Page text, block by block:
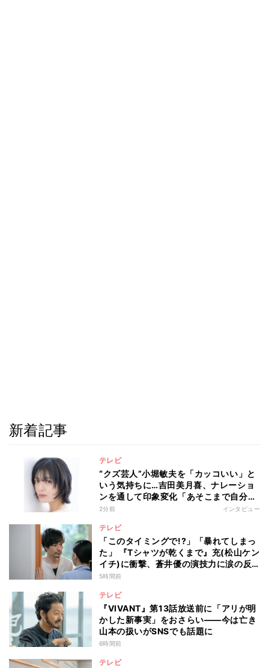
新着記事
テレビ
“クズ芸人”小堀敏夫を「カッコいい」と
いう気持ちに…吉田美月喜、ナレーショ
ンを通して印象変化「あそこまで自分に
正直に生きられる人は、なかなかいな
2分前 インタビュー
テレビ
「このタイミングで!?」「暴れてしまっ
た」 『Tシャツが乾くまで』充(松山ケン
イチ)に衝撃、蒼井優の演技力に涙の反
響も
5時間前
テレビ
『VIVANT』第13話放送前に「アリが明
かした新事実」をおさらい――今は亡き
山本の扱いがSNSでも話題に
6時間前
テレビ